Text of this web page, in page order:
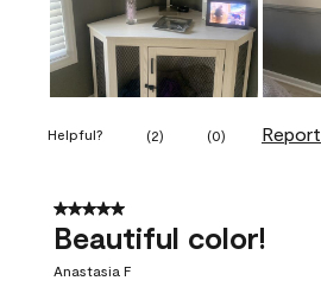
Helpful? (2) (0) Report
5 out of 5 stars.
Beautiful color!
Anastasia F